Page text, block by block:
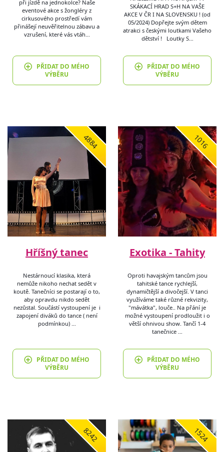
při jízdě na jednokolce? Naše
eventové akce s žongléry z
cirkusového prostředí vám
přinášejí neuvěřitelnou zábavu a
vzrušení, které vás vtáh…
PŘIDAT DO MÉHO
VÝBĚRU
SKÁKACÍ HRAD S+H NA VAŠE
AKCE V ČR I NA SLOVENSKU ! (od
05/2024) Dopřejte svým dětem
atrakci s českými loutkami Vašeho
dětství ! Loutky S…
PŘIDAT DO MÉHO
VÝBĚRU
4884
Hříšný tanec
Nestárnoucí klasika, která
nemůže nikoho nechat sedět v
koutě. Tanečníci se postarají o to,
aby opravdu nikdo sedět
nezůstal. Součástí vystoupení je i
zapojení diváků do tance ( není
podmínkou) …
PŘIDAT DO MÉHO
VÝBĚRU
1016
Exotika - Tahity
Oproti havajským tancům jsou
tahitské tance rychlejší,
dynamičtější a divočejší. V tanci
využíváme také různé rekvizity,
"mávátka", louče.. Na přání je
možné vystoupení prodloužit i o
větší ohnivou show. Tančí 1-4
tanečnice …
PŘIDAT DO MÉHO
VÝBĚRU
8242 1524